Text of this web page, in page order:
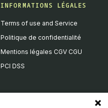
INFORMATIONS LÉGALES
Terms of use and Service
Politique de confidentialité
Mentions légales CGV CGU
PCI DSS